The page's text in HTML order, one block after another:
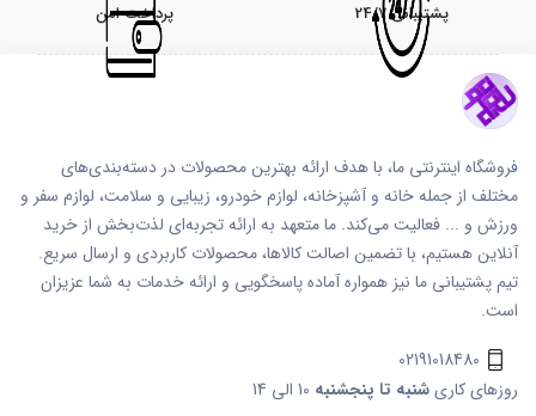
پشتیبانی 24/7 پرداخت امن
فروشگاه اینترنتی ما، با هدف ارائه بهترین محصولات در دسته‌بندی‌های
مختلف از جمله خانه و آشپزخانه، لوازم خودرو، زیبایی و سلامت، لوازم سفر و
ورزش و ... فعالیت می‌کند. ما متعهد به ارائه تجربه‌ای لذت‌بخش از خرید
آنلاین هستیم، با تضمین اصالت کالاها، محصولات کاربردی و ارسال سریع.
تیم پشتیبانی ما نیز همواره آماده پاسخگویی و ارائه خدمات به شما عزیزان
است.
02191018480
روزهای کاریشنبه تا پنجشنبه